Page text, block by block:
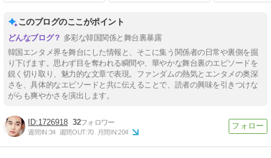
このブログのここがポイント
多彩な韓国関係と舞台裏暴露
韓国エンタメ界を舞台にした情報と、そこに集う関係者の日常や裏側を掘
り下げます。思わず目を奪われる瞬間や、華やかな舞台裏のエピソードを
鋭く切り取り、魅力的な文章で表現。ファンダムの熱気とエンタメの奥深
さを、具体的なエピソードと共に伝えることで、読者の興味を引きつけな
がらも爽やかさを演出します。
1726918 32
週間IN:34 週間OUT:70 月間IN:204